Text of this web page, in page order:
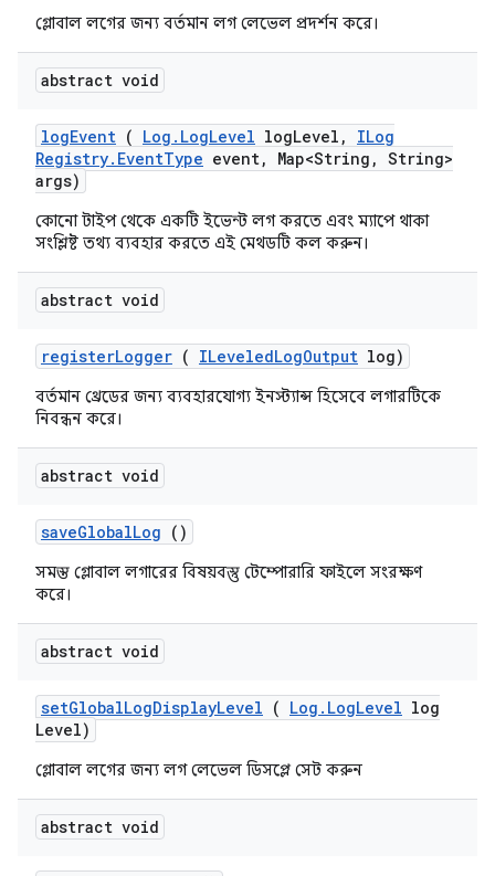
গ্লোবাল লগের জন্য বর্তমান লগ লেভেল প্রদর্শন করে।
abstract void
logEvent ( Log . LogLevel logLevel ,
ILog
Registry. EventType event, Map<String , String>
args)
কোনো টাইপ থেকে একটি ইভেন্ট লগ করতে এবং ম্যাপে থাকা
সংশ্লিষ্ট তথ্য ব্যবহার করতে এই মেথডটি কল করুন।
abstract void
registerLogger ( ILeveledLogOutput log)
বর্তমান থ্রেডের জন্য ব্যবহারযোগ্য ইনস্ট্যান্স হিসেবে লগারটিকে
নিবন্ধন করে।
abstract void
saveGlobalLog ()
সমস্ত গ্লোবাল লগারের বিষয়বস্তু টেম্পোরারি ফাইলে সংরক্ষণ
করে।
abstract void
setGlobalLogDisplayLevel ( Log . LogLevel log
Level)
গ্লোবাল লগের জন্য লগ লেভেল ডিসপ্লে সেট করুন
abstract void